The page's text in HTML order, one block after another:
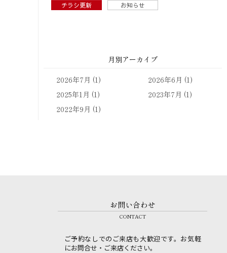
チラシ更新 お知らせ
月別アーカイブ
2026年7月 (1) 2026年6月 (1)
2025年1月 (1) 2023年7月 (1)
2022年9月 (1)
お問い合わせ
CONTACT
ご予約なしでのご来店も大歓迎です。お気軽
にお問合せ・ご来店ください。